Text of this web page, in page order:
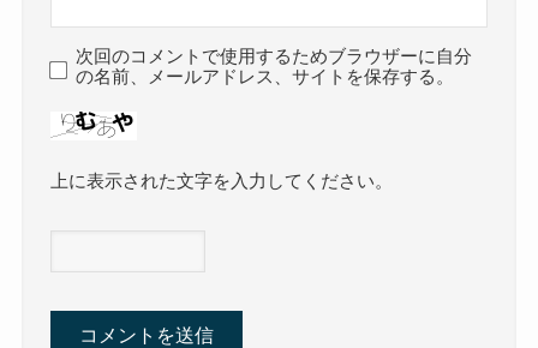
次回のコメントで使用するためブラウザーに自分
の名前、メールアドレス、サイトを保存する。
上に表示された文字を入力してください。